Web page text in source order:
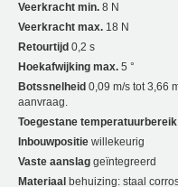
Veerkracht min. 8 N
Veerkracht max. 18 N
Retourtijd 0,2 s
Hoekafwijking max. 5 °
Botssnelheid 0,09 m/s tot 3,66
aanvraag.
Toegestane temperatuurbereik
Inbouwpositie willekeurig
Vaste aanslag geïntegreerd
Materiaal behuizing: staal